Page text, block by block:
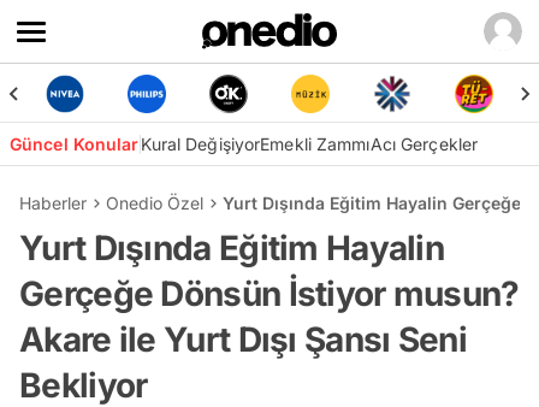
Güncel KonularKural DeğişiyorEmekli ZammıAcı Gerçekler
Haberler Onedio Özel Yurt Dışında Eğitim Hayalin Gerçeğe
Yurt Dışında Eğitim Hayalin
Gerçeğe Dönsün İstiyor musun?
Akare ile Yurt Dışı Şansı Seni
Bekliyor